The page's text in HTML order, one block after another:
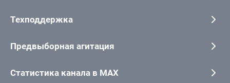
Техподдержка
Предвыборная агитация
Статистика канала в MAX